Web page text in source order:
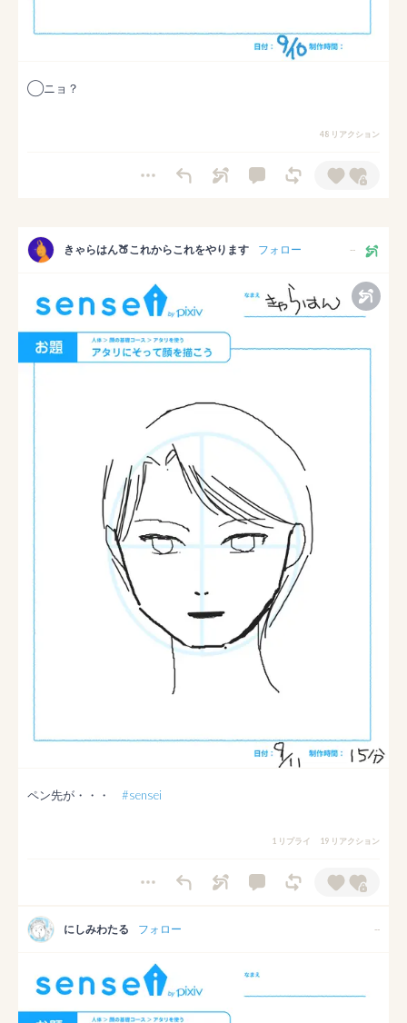
◯ニョ？
48 リアクション
きゃらはん🍑これからこれをやります フォロー --
ペン先が・・・ #sensei
1 リプライ 19 リアクション
にしみわたる フォロー --